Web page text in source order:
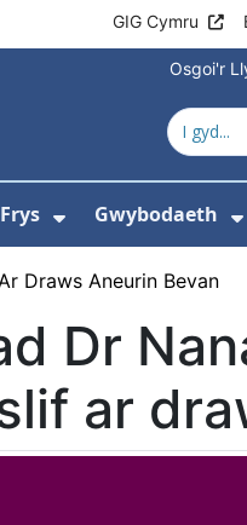
GIG Cymru
Osgoi'r
Ni
ar gyfer
Dangos
Gwybodaeth
Draws Aneurin Bevan
Dr
ar